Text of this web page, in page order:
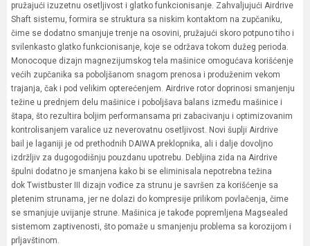
pružajući izuzetnu osetljivost i glatko funkcionisanje. Zahvaljujući Airdrive
Shaft sistemu, formira se struktura sa niskim kontaktom na zupčaniku,
čime se dodatno smanjuje trenje na osovini, pružajući skoro potpuno tiho i
svilenkasto glatko funkcionisanje, koje se održava tokom dužeg perioda.
Monocoque dizajn magnezijumskog tela mašinice omogućava korišćenje
većih zupčanika sa poboljšanom snagom prenosa i produženim vekom
trajanja, čak i pod velikim opterećenjem. Airdrive rotor doprinosi smanjenju
težine u prednjem delu mašinice i poboljšava balans između mašinice i
štapa, što rezultira boljim performansama pri zabacivanju i optimizovanim
kontrolisanjem varalice uz neverovatnu osetljivost. Novi šuplji Airdrive
bail je laganiji je od prethodnih DAIWA preklopnika, ali i dalje dovoljno
izdržljiv za dugogodišnju pouzdanu upotrebu. Debljina zida na Airdrive
špulni dodatno je smanjena kako bi se eliminisala nepotrebna težina
dok Twistbuster III dizajn vođice za strunu je savršen za korišćenje sa
pletenim strunama, jer ne dolazi do kompresije prilikom povlačenja, čime
se smanjuje uvijanje strune. Mašinica je takođe popremljena Magsealed
sistemom zaptivenosti, što pomaže u smanjenju problema sa korozijom i
prljavštinom.